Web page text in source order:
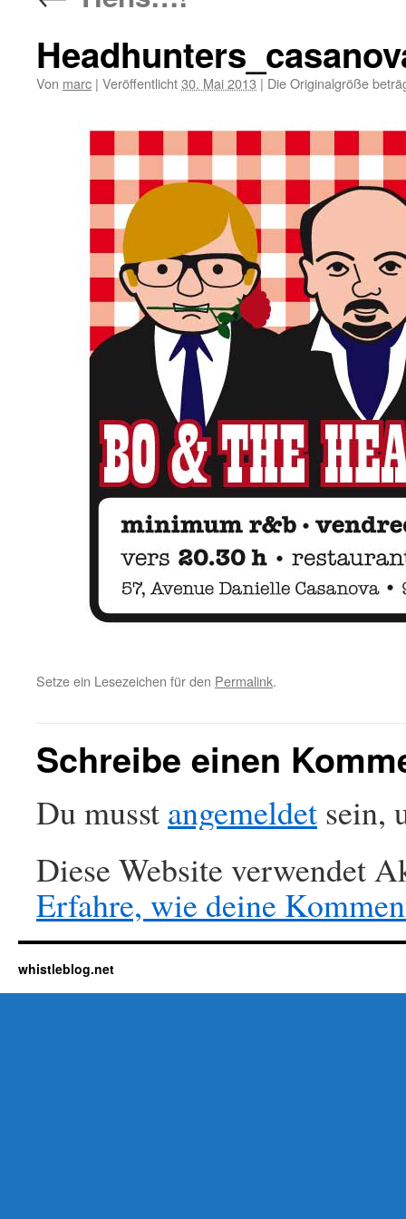
Von marc | Veröffentlicht30. Mai 2013 | Die Originalgröße
Setze ein Lesezeichen für den Permalink.
Schreibe einen
Du musst angemeldet sein,
Diese Website verwendet
Erfahre, wie deine
whistleblog.net